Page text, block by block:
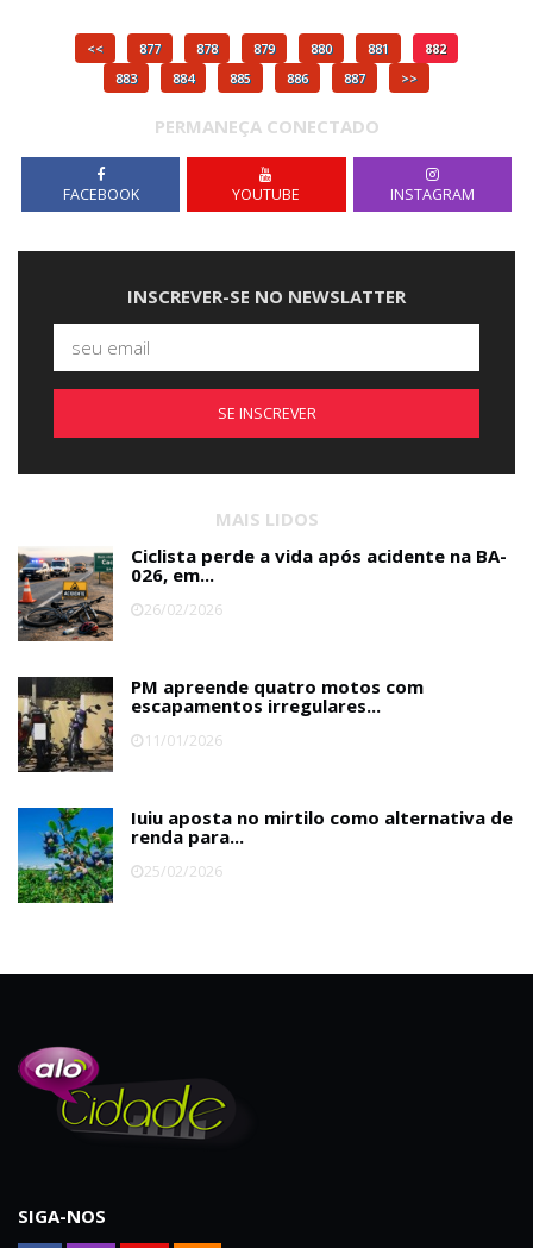
<< 877 878 879 880 881
882
883
884 885 886 887 >>
PERMANEÇA CONECTADO
FACEBOOK YOUTUBE INSTAGRAM
INSCREVER-SE NO NEWSLATTER
SE INSCREVER
MAIS LIDOS
Ciclista perde a vida após acidente na BA-
026, em...
26/02/2026
PM apreende quatro motos com
escapamentos irregulares...
11/01/2026
Iuiu aposta no mirtilo como alternativa de
renda para...
25/02/2026
SIGA-NOS